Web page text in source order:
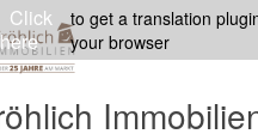
Click
here
to get a translation
your browser